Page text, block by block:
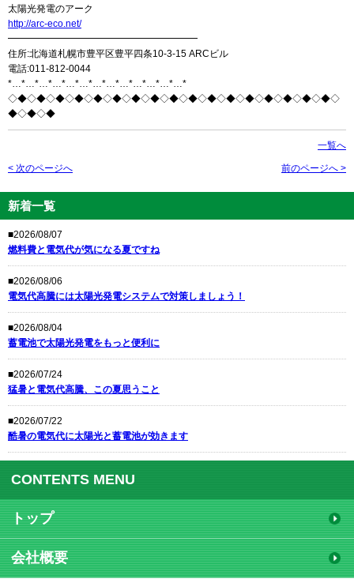
太陽光発電のアーク
http://arc-eco.net/
━━━━━━━━━━━━━━━━━━━━
住所:北海道札幌市豊平区豊平四条10-3-15 ARCビル
電話:011-812-0044
*…*…*…*…*…*…*…*…*…*…*…*…*…*
◇◆◇◆◇◆◇◆◇◆◇◆◇◆◇◆◇◆◇◆◇◆◇◆◇◆◇◆◇◆◇◆◇◆◇
◆◇◆◇◆
一覧へ
< 次のページへ 前のページへ >
新着一覧
■2026/08/07
燃料費と電気代が気になる夏ですね
■2026/08/06
電気代高騰には太陽光発電システムで対策しましょう！
■2026/08/04
蓄電池で太陽光発電をもっと便利に
■2026/07/24
猛暑と電気代高騰、この夏思うこと
■2026/07/22
酷暑の電気代に太陽光と蓄電池が効きます
CONTENTS MENU
トップ
会社概要